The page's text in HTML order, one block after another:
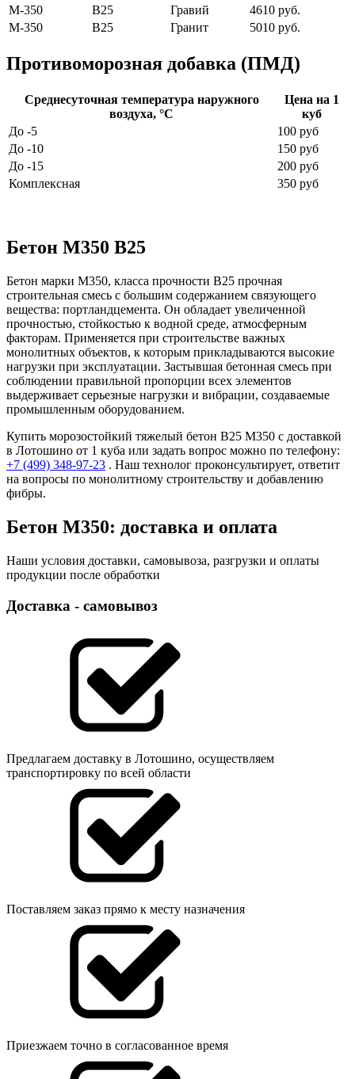
М-350
В25 Гравий
4610 руб.
М-350
В25 Гранит 5010 руб.
Противоморозная добавка (ПМД)
Среднесуточная температура наружного
воздуха, °C
Цена на 1
куб
До -5
100 руб
До -10
150 руб
До -15
200 руб
Комплексная
350 руб
Бетон М350 В25
Бетон марки М350, класса прочности B25 прочная
строительная смесь с большим содержанием связующего
вещества: портландцемента. Он обладает увеличенной
прочностью, стойкостью к водной среде, атмосферным
факторам. Применяется при строительстве важных
монолитных объектов, к которым прикладываются высокие
нагрузки при эксплуатации. Застывшая бетонная смесь при
соблюдении правильной пропорции всех элементов
выдерживает серьезные нагрузки и вибрации, создаваемые
промышленным оборудованием.
Купить морозостойкий тяжелый бетон В25 М350 с доставкой
в Лотошино от 1 куба или задать вопрос можно по телефону:
+7 (499) 348-97-23 . Наш технолог проконсультирует, ответит
на вопросы по монолитному строительству и добавлению
фибры.
Бетон М350: доставка и оплата
Наши условия доставки, самовывоза, разгрузки и оплаты
продукции после обработки
Доставка - самовывоз
Предлагаем доставку в Лотошино, осуществляем
транспортировку по всей области
Поставляем заказ прямо к месту назначения
Приезжаем точно в согласованное время